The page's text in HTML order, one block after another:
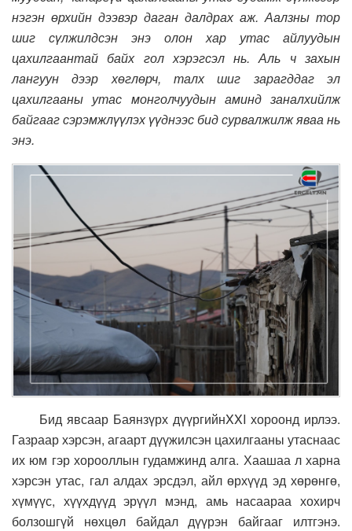
нэгэн өрхийн дээвэр даган далдрах аж. Аалзны тор
шиг сүлжилдсэн энэ олон хар утас айлуудын
цахилгаантай байх гол хэрэгсэл нь. Аль ч захын
лангуун дээр хөглөрч, талх шиг зарагддаг эл
цахилгааны утас монголчуудын аминд заналхийлж
байгааг сэрэмжлүүлэх үүднээс бид сурвалжилж яваа нь
энэ.
Бид явсаар Баянзүрх дүүргийнXXI хороонд ирлээ.
Газраар хэрсэн, агаарт дүүжилсэн цахилгааны утаснаас
их юм гэр хорооллын гудамжинд алга. Хаашаа л харна
хэрсэн утас, гал алдах эрсдэл, айл өрхүүд эд хөрөнгө,
хүмүүс, хүүхдүүд эрүүл мэнд, амь насаараа хохирч
болзошгүй нөхцөл байдал дүүрэн байгааг илтгэнэ.